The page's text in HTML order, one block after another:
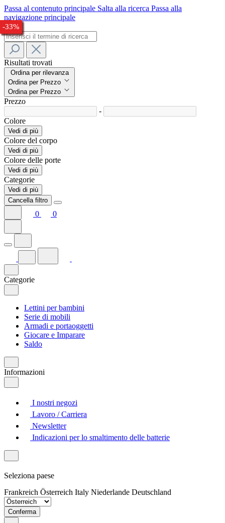
Passa al contenuto principale Salta alla ricerca Passa alla
navigazione principale
Risultati trovati
Ordina per rilevanza
Ordina per Prezzo
Ordina per Prezzo
Prezzo
-
Colore
Vedi di più
Colore del corpo
Vedi di più
Colore delle porte
Vedi di più
Categorie
Vedi di più
Cancella filtro
0 0
Categorie
Lettini per bambini
Serie di mobili
Armadi e portaoggetti
Giocare e Imparare
Saldo
Informazioni
I nostri negozi
Lavoro / Carriera
Newsletter
Indicazioni per lo smaltimento delle batterie
Seleziona paese
Frankreich Österreich Italy Niederlande Deutschland
Conferma
-26%
-33%
-24%
-33%
-33%
-28%
-28%
-30%
-28%
-27%
-33%